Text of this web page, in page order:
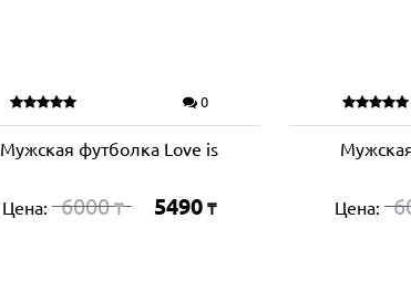
0
Мужская футболка Love is
Цена: 6000₸ 5490 ₸ Цена: